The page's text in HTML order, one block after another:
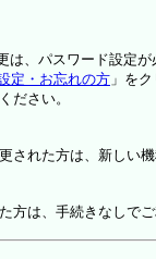
、パスワード設定が
定・お忘れの方 」をク
ださい。
れた方は、新しい
は、手続きなしで